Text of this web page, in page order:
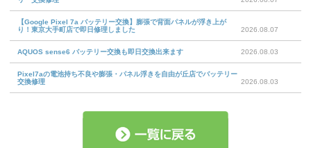
【Google Pixel 7a バッテリー交換】膨張で背面パネルが浮き上が
り！東京大手町店で即日修理しました
2026.08.07
AQUOS sense6 バッテリー交換も即日交換出来ます 2026.08.03
Pixel7aの電池持ち不良や膨張・パネル浮きを自由が丘店でバッテリー
交換修理
2026.08.03